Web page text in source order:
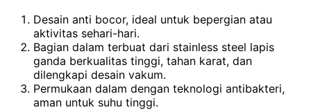
Desain anti bocor, ideal untuk bepergian atau
aktivitas sehari-hari.
Bagian dalam terbuat dari stainless steel lapis
ganda berkualitas tinggi, tahan karat, dan
dilengkapi desain vakum.
Permukaan dalam dengan teknologi antibakteri,
aman untuk suhu tinggi.